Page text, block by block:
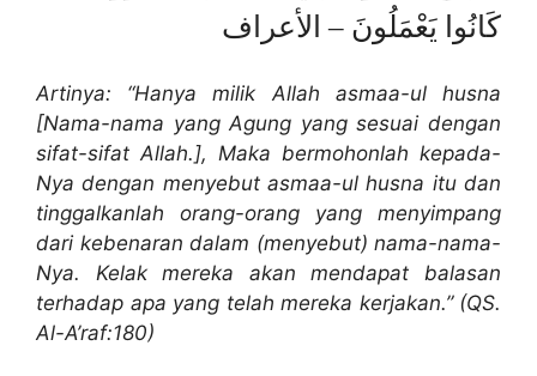
كَانُوا يَعْمَلُونَ – الأعراف
Artinya: “Hanya milik Allah asmaa-ul husna
[Nama-nama yang Agung yang sesuai dengan
sifat-sifat Allah.], Maka bermohonlah kepada-
Nya dengan menyebut asmaa-ul husna itu dan
tinggalkanlah orang-orang yang menyimpang
dari kebenaran dalam (menyebut) nama-nama-
Nya. Kelak mereka akan mendapat balasan
terhadap apa yang telah mereka kerjakan.” (QS.
Al-A’raf:180)